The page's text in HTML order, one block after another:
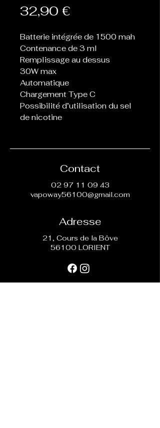
32,90 €
Batterie intégrée de 1500 mah
Contenance de 3 ml
Remplissage au dessus
30W max
Automatique
Chargement Type C
Possibilité d’utilisation du sel
de nicotine
Contact
02 97 11 09 43
vapoway56100@gmail.com
Adresse
21, Cours de la Bôve
56100 LORIENT